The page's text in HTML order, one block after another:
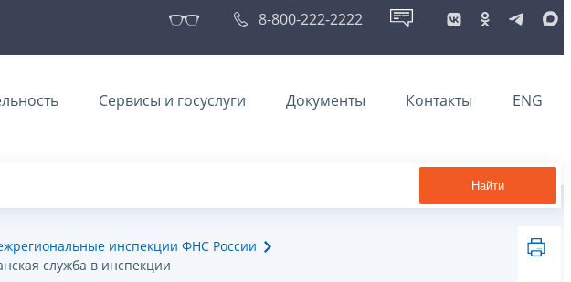
8-800-222-2222
Сервисы и госуслуги Документы Контакты ENG
Найти
инспекции ФНС России
служба в инспекции